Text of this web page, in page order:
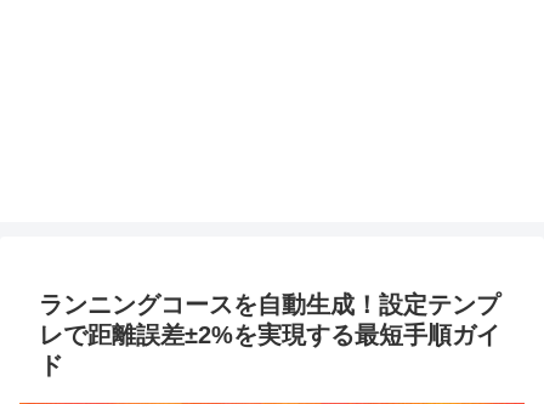
ランニングコースを自動生成！設定テンプ
レで距離誤差±2%を実現する最短手順ガイ
ド